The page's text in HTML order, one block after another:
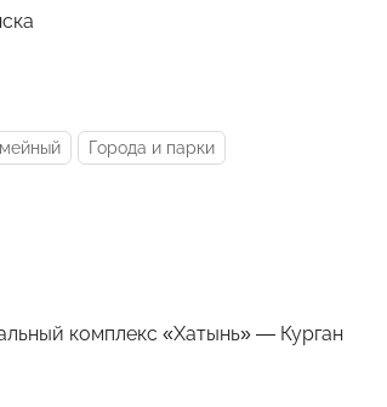
Города и парки
комплекс «Хатынь» — Курган